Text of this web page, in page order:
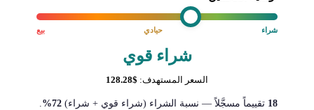
بيع حيادي شراء
شراء قوي
السعر المستهدف: $128.28
18تقييماً مسجَّلاً — نسبة الشراء (شراء قوي + شراء) 72%
.